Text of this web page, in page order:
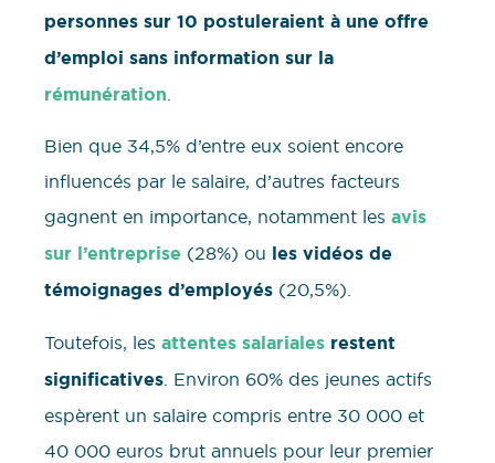
personnes sur 10 postuleraient à une offre
d’emploi sans information sur la
rémunération
Bien que 34,5% d’entre eux soient encore
influencés par le salaire, d’autres facteurs
gagnent en importance, notamment les avis
sur l’entreprise (28%) ou les vidéos de
témoignages d’employés (20,5%).
Toutefois, les attentes salariales restent
significatives . Environ 60% des jeunes actifs
espèrent un salaire compris entre 30 000 et
40 000 euros brut annuels pour leur premier